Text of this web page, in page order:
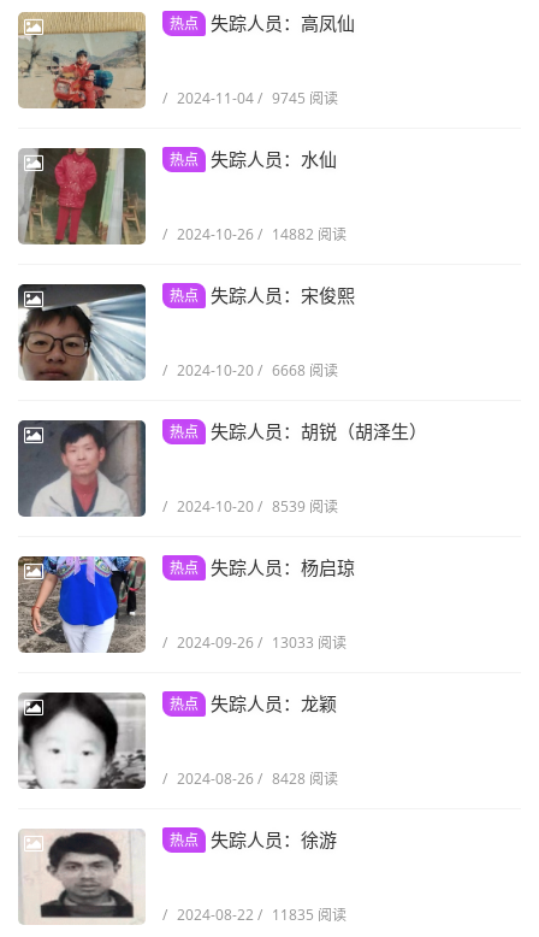
热点 失踪人员：高凤仙
/ 2024-11-04/ 9745 阅读
热点 失踪人员：水仙
/ 2024-10-26/ 14882 阅读
热点 失踪人员：宋俊熙
/ 2024-10-20/ 6668 阅读
热点 失踪人员：胡锐（胡泽生）
/ 2024-10-20/ 8539 阅读
热点 失踪人员：杨启琼
/ 2024-09-26/ 13033 阅读
热点 失踪人员：龙颖
/ 2024-08-26/ 8428 阅读
热点 失踪人员：徐游
/ 2024-08-22 / 11835 阅读